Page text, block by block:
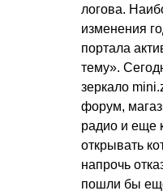
логова.
изменения
портала
тему».
зеркало
форум,
радио и еще
открывать
напрочь
пошли бы